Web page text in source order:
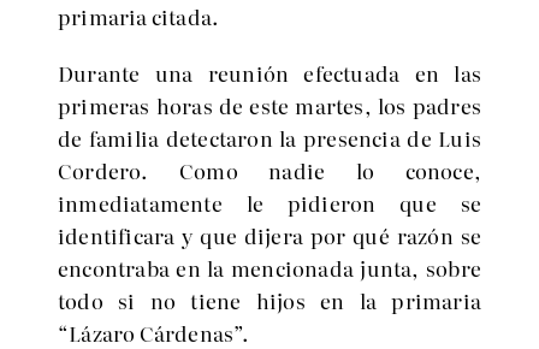
primaria citada.
Durante una reunión efectuada en las
primeras horas de este martes, los padres
de familia detectaron la presencia de Luis
Cordero. Como nadie lo conoce,
inmediatamente le pidieron que se
identificara y que dijera por qué razón se
encontraba en la mencionada junta, sobre
todo si no tiene hijos en la primaria
“Lázaro Cárdenas”.